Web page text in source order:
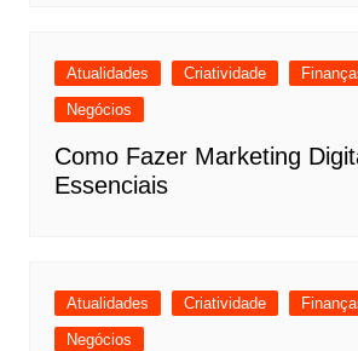
Atualidades Criatividade
Negócios
Como Fazer Marketing
Essenciais
Atualidades Criatividade
Negócios